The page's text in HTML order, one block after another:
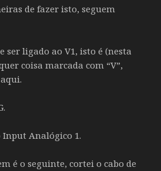
de fazer isto, seguem
ser ligado ao V1, isto é (nesta
coisa marcada com “V”,
Input Analógico 1.
é o seguinte, cortei o cabo de